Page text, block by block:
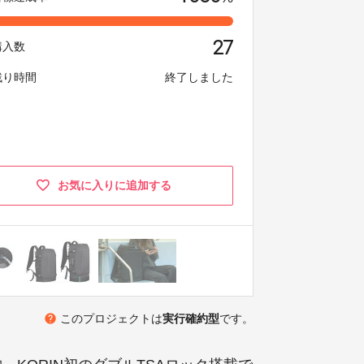
入数 27
り時間 終了しました
お気に入りに追加する
help このプロジェクトは実行確約型です。